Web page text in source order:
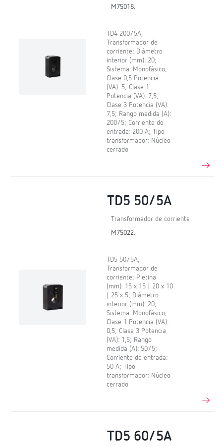
M75018.
TD4 200/5A,
Transformador de
corriente; Diámetro
interior (mm): 20;
Sistema: Monofásico;
Clase 0,5 Potencia
(VA): 5; Clase 1
Potencia (VA): 7,5;
Clase 3 Potencia (VA):
7,5; Rango medida (A):
200/5; Corriente de
entrada: 200 A; Tipo
transformador: Núcleo
cerrado
TD5 50/5A
Transformador de corriente
M75022.
TD5 50/5A,
Transformador de
corriente; Pletina
(mm): 15 x 15 | 20 x 10
| 25 x 5; Diámetro
interior (mm): 20;
Sistema: Monofásico;
Clase 1 Potencia (VA):
0,5; Clase 3 Potencia
(VA): 1,5; Rango
medida (A): 50/5;
Corriente de entrada:
50 A; Tipo
transformador: Núcleo
cerrado
TD5 60/5A